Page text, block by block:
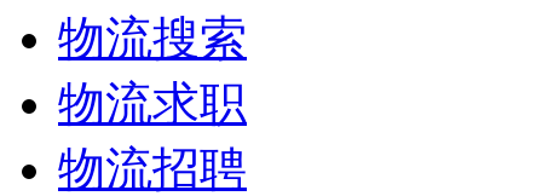
物流搜索
物流求职
物流招聘